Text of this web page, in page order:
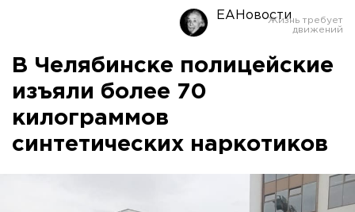
Оренбург
ЕАНовости
В Челябинске полицейские
изъяли более 70
килограммов
синтетических наркотиков